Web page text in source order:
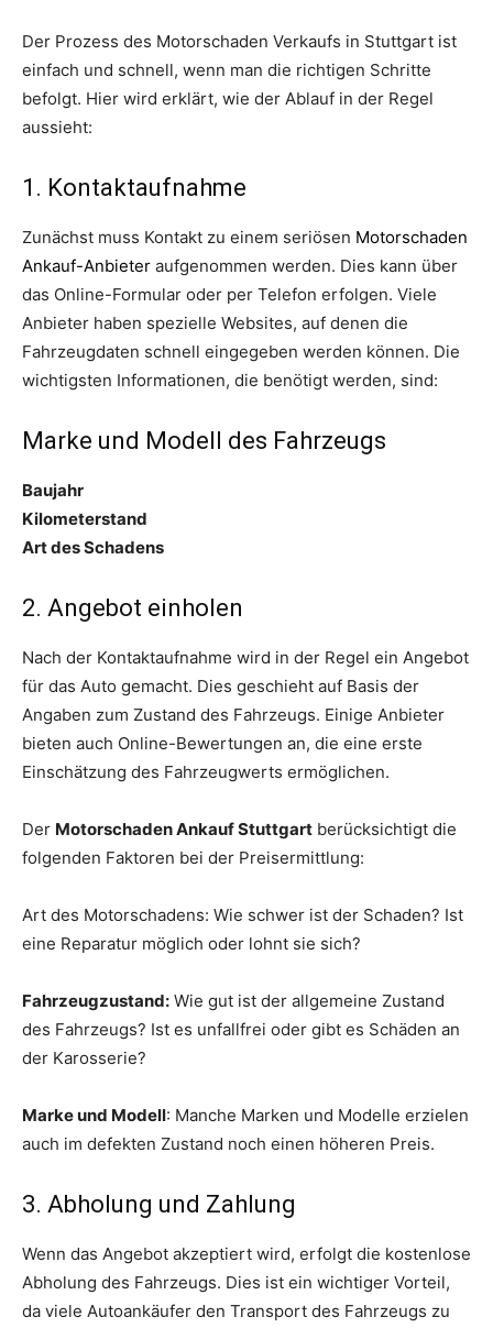
Der Prozess des Motorschaden Verkaufs in Stuttgart ist
einfach und schnell, wenn man die richtigen Schritte
befolgt. Hier wird erklärt, wie der Ablauf in der Regel
aussieht:
1. Kontaktaufnahme
Zunächst muss Kontakt zu einem seriösen Motorschaden
Ankauf-Anbieter aufgenommen werden. Dies kann über
das Online-Formular oder per Telefon erfolgen. Viele
Anbieter haben spezielle Websites, auf denen die
Fahrzeugdaten schnell eingegeben werden können. Die
wichtigsten Informationen, die benötigt werden, sind:
Marke und Modell des Fahrzeugs
Baujahr
Kilometerstand
Art des Schadens
2. Angebot einholen
Nach der Kontaktaufnahme wird in der Regel ein Angebot
für das Auto gemacht. Dies geschieht auf Basis der
Angaben zum Zustand des Fahrzeugs. Einige Anbieter
bieten auch Online-Bewertungen an, die eine erste
Einschätzung des Fahrzeugwerts ermöglichen.
Der Motorschaden Ankauf Stuttgart berücksichtigt die
folgenden Faktoren bei der Preisermittlung:
Art des Motorschadens: Wie schwer ist der Schaden? Ist
eine Reparatur möglich oder lohnt sie sich?
Fahrzeugzustand: Wie gut ist der allgemeine Zustand
des Fahrzeugs? Ist es unfallfrei oder gibt es Schäden an
der Karosserie?
Marke und Modell: Manche Marken und Modelle erzielen
auch im defekten Zustand noch einen höheren Preis.
3. Abholung und Zahlung
Wenn das Angebot akzeptiert wird, erfolgt die kostenlose
Abholung des Fahrzeugs. Dies ist ein wichtiger Vorteil,
da viele Autoankäufer den Transport des Fahrzeugs zu